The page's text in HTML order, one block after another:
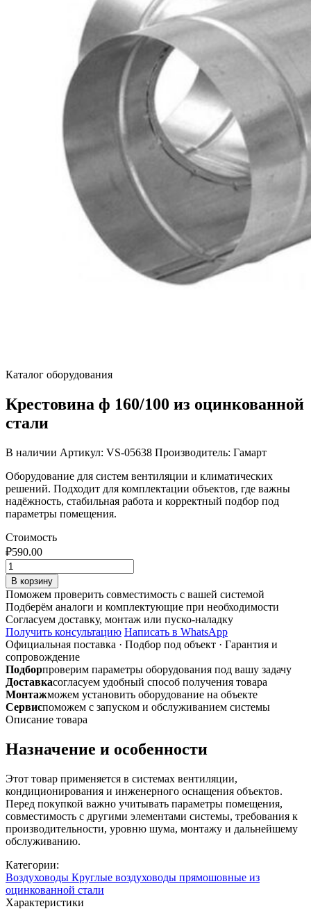
Каталог оборудования
Крестовина ф 160/100 из оцинкованной
стали
В наличии Артикул: VS-05638 Производитель: Гамарт
Оборудование для систем вентиляции и климатических
решений. Подходит для комплектации объектов, где важны
надёжность, стабильная работа и корректный подбор под
параметры помещения.
Стоимость
₽590.00
Количество
товара
Крестовина
ф
160/100
из
оцинкованной
стали
В корзину
Поможем проверить совместимость с вашей системой
Подберём аналоги и комплектующие при необходимости
Согласуем доставку, монтаж или пуско-наладку
Получить консультацию Написать в WhatsApp
Официальная поставка · Подбор под объект · Гарантия и
сопровождение
Подборпроверим параметры оборудования под вашу задачу
Доставкасогласуем удобный способ получения товара
Монтажможем установить оборудование на объекте
Сервиспоможем с запуском и обслуживанием системы
Описание товара
Назначение и особенности
Этот товар применяется в системах вентиляции,
кондиционирования и инженерного оснащения объектов.
Перед покупкой важно учитывать параметры помещения,
совместимость с другими элементами системы, требования к
производительности, уровню шума, монтажу и дальнейшему
обслуживанию.
Категории:
Воздуховоды Круглые воздуховоды прямошовные из
оцинкованной стали
Характеристики